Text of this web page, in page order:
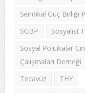
Sendikal Güç Birliği
SGBP
Sosyalist
Sosyal Politikalar
Çalışmaları Derneği
Tecavüz
THY